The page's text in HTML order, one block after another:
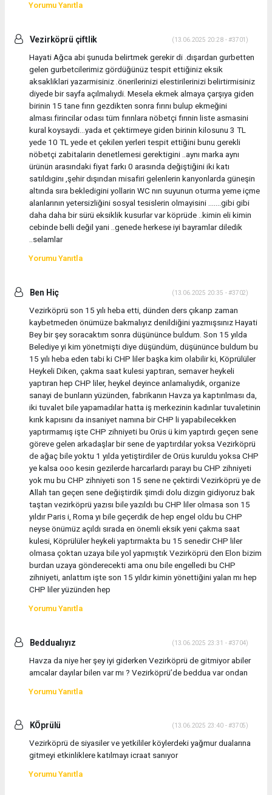
Yorumu Yanıtla
Vezirköprü çiftlik (13.06.2025 20:28 - #3701)
Hayati Ağca abi şunuda belirtmek gerekir di .dışardan gurbetten
gelen gurbetcilerimiz gördüğünüz tespit ettiğiniz eksik
aksakliklari yazarmisiniz .önerilerinizi elestirilerinizi belirtirmisiniz
diyede bir sayfa açılmalıydi. Mesela ekmek almaya çarşıya giden
birinin 15 tane fırın gezdikten sonra fırını bulup ekmeğini
alması.firincilar odası tüm fırınlara nöbetçi fırınin liste asmasini
kural koysaydi...yada et çektirmeye giden birinin kilosunu 3 TL
yede 10 TL yede et çekilen yerleri tespit ettiğini bunu gerekli
nöbetçi zabitalarin denetlemesi gerektigini ..aynı marka aynı
ürünün arasındaki fiyat farkı 0 arasında değiştiğini iki katı
satıldıginı ,şehir dışından misafiri gelenlerin kanyonlarda güneşin
altında sıra bekledigini yollarin WC nın suyunun oturma yeme içme
alanlarının yetersizliğini sosyal tesislerin olmayisini .......gibi gibi
daha daha bir sürü eksiklik kusurlar var köprüde ..kimin eli kimin
cebinde belli değil yani ..genede herkese iyi bayramlar diledik
..selamlar
Yorumu Yanıtla
Ben Hiç (13.06.2025 20:35 - #3702)
Vezirköprü son 15 yılı heba etti, dünden ders çıkarıp zaman
kaybetmeden önümüze bakmalıyız denildiğini yazmışsınız Hayati
Bey bir şey soracaktım sonra düşününce buldum. Son 15 yılda
Belediye yi kim yönetmişti diye düşündüm, düşününce buldum bu
15 yılı heba eden tabi ki CHP liler başka kim olabilir ki, Köprülüler
Heykeli Diken, çakma saat kulesi yaptıran, semaver heykeli
yaptıran hep CHP liler, heykel deyince anlamalıydık, organize
sanayi de bunların yüzünden, fabrikanın Havza ya kaptırılması da,
iki tuvalet bile yapamadılar hatta iş merkezinin kadınlar tuvaletinin
kırık kapısını da insaniyet namına bir CHP li yapabilecekken
yaptırmamış işte CHP zihniyeti bu Orüs ü kim yaptırdı geçen sene
göreve gelen arkadaşlar bir sene de yaptırdılar yoksa Vezirköprü
de ağaç bile yoktu 1 yılda yetiştirdiler de Orüs kuruldu yoksa CHP
ye kalsa ooo kesin gezilerde harcarlardı parayı bu CHP zihniyeti
yok mu bu CHP zihniyeti son 15 sene ne çektirdi Vezirköprü ye de
Allah tan geçen sene değiştirdik şimdi dolu dizgin gidiyoruz bak
taştan vezirköprü yazısı bile yazıldı bu CHP liler olmasa son 15
yıldır Paris i, Roma yı bile geçerdik de hep engel oldu bu CHP
neyse önümüz açıldı sırada en önemli eksik yeni çakma saat
kulesi, Köprülüler heykeli yaptırmakta bu 15 senedir CHP liler
olmasa çoktan uzaya bile yol yapmıştık Vezirköprü den Elon bizim
burdan uzaya gönderecekti ama onu bile engelledi bu CHP
zihniyeti, anlattım işte son 15 yıldır kimin yönettiğini yalan mı hep
CHP liler yüzünden hep
Yorumu Yanıtla
Beddualıyız (13.06.2025 23:31 - #3704)
Havza da niye her şey iyi giderken Vezirköprü de gitmiyor abiler
amcalar dayılar bilen var mı ? Vezirköprü’de beddua var ondan
Yorumu Yanıtla
KÖprülü (13.06.2025 23:40 - #3705)
Vezirköprü de siyasiler ve yetkililer köylerdeki yağmur dualarına
gitmeyi etkinliklere katılmayı icraat sanıyor
Yorumu Yanıtla